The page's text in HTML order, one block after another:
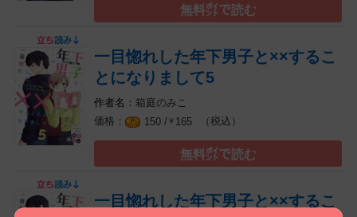
無料㌽で読む
一目惚れした年下男子と××するこ
とになりまして5
箱庭のみこ
150 /￥ 165 （税込）
無料㌽で読む
一目惚れした年下男子と××するこ